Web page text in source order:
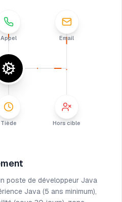
Appel Email
Tiède Hors cible
poste de développeur Java
Java (5 ans minimum),